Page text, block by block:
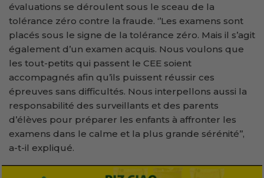
évaluations se déroulent sous le sceau de la
tolérance zéro contre la fraude. ‘’Les examens sont
placés sous le signe de la tolérance zéro. Mais il s’agit
également d’un examen acquis. Nous voulons que
les tout-petits qui passent le CEE soient
accompagnés afin qu’ils puissent réussir ces
épreuves sans difficultés. Nous interpellons aussi la
responsabilité des surveillants et des parents
d’élèves pour préparer les enfants à affronter les
examens dans le calme et la plus grande sérénité’’,
a-t-il expliqué.